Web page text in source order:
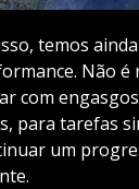
temos
Não é
com
para tarefas
um